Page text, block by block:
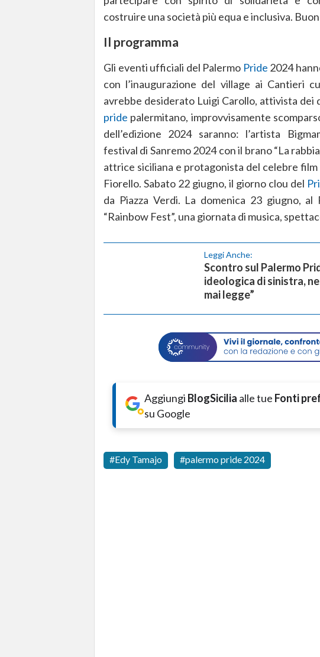
costruire una società più equa e inclusiva. Buon
Il programma
Gli eventi ufficiali del Palermo Pride 2024
con l’inaugurazione del village ai Cantieri
avrebbe desiderato Luigi Carollo, attivista
pride palermitano, improvvisamente
dell’edizione 2024 saranno: l’artista
festival di Sanremo 2024 con il brano “La
attrice siciliana e protagonista del celebre film
Fiorello. Sabato 22 giugno, il giorno clou del
da Piazza Verdi. La domenica 23 giugno,
“Rainbow Fest”, una giornata di musica,
Leggi Anche:
Scontro sul Palermo
ideologica di sinistra,
mai legge”
Aggiungi BlogSicilia alle tue Fonti
su Google
Edy Tamajo palermo pride 2024